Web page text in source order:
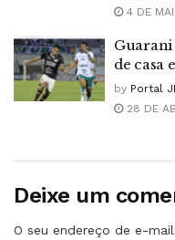
4 DE
Guarani
de casa
by Portal
28 DE
Deixe um
O seu endereço de e-